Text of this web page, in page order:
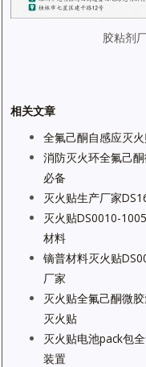
胶粘剂
相关文章
全氟己酮自感应灭
消防灭火环全氟己
必备
灭火贴生产厂家
灭火贴DS0010-
材料
镝普材料灭火贴
厂家
灭火贴全氟己酮微
灭火贴
灭火贴电池pack包
装置